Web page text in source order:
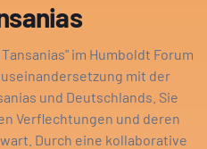
im Humboldt Forum
mit der
und Deutschlands. Sie
Verflechtungen und deren
Durch eine kollaborative